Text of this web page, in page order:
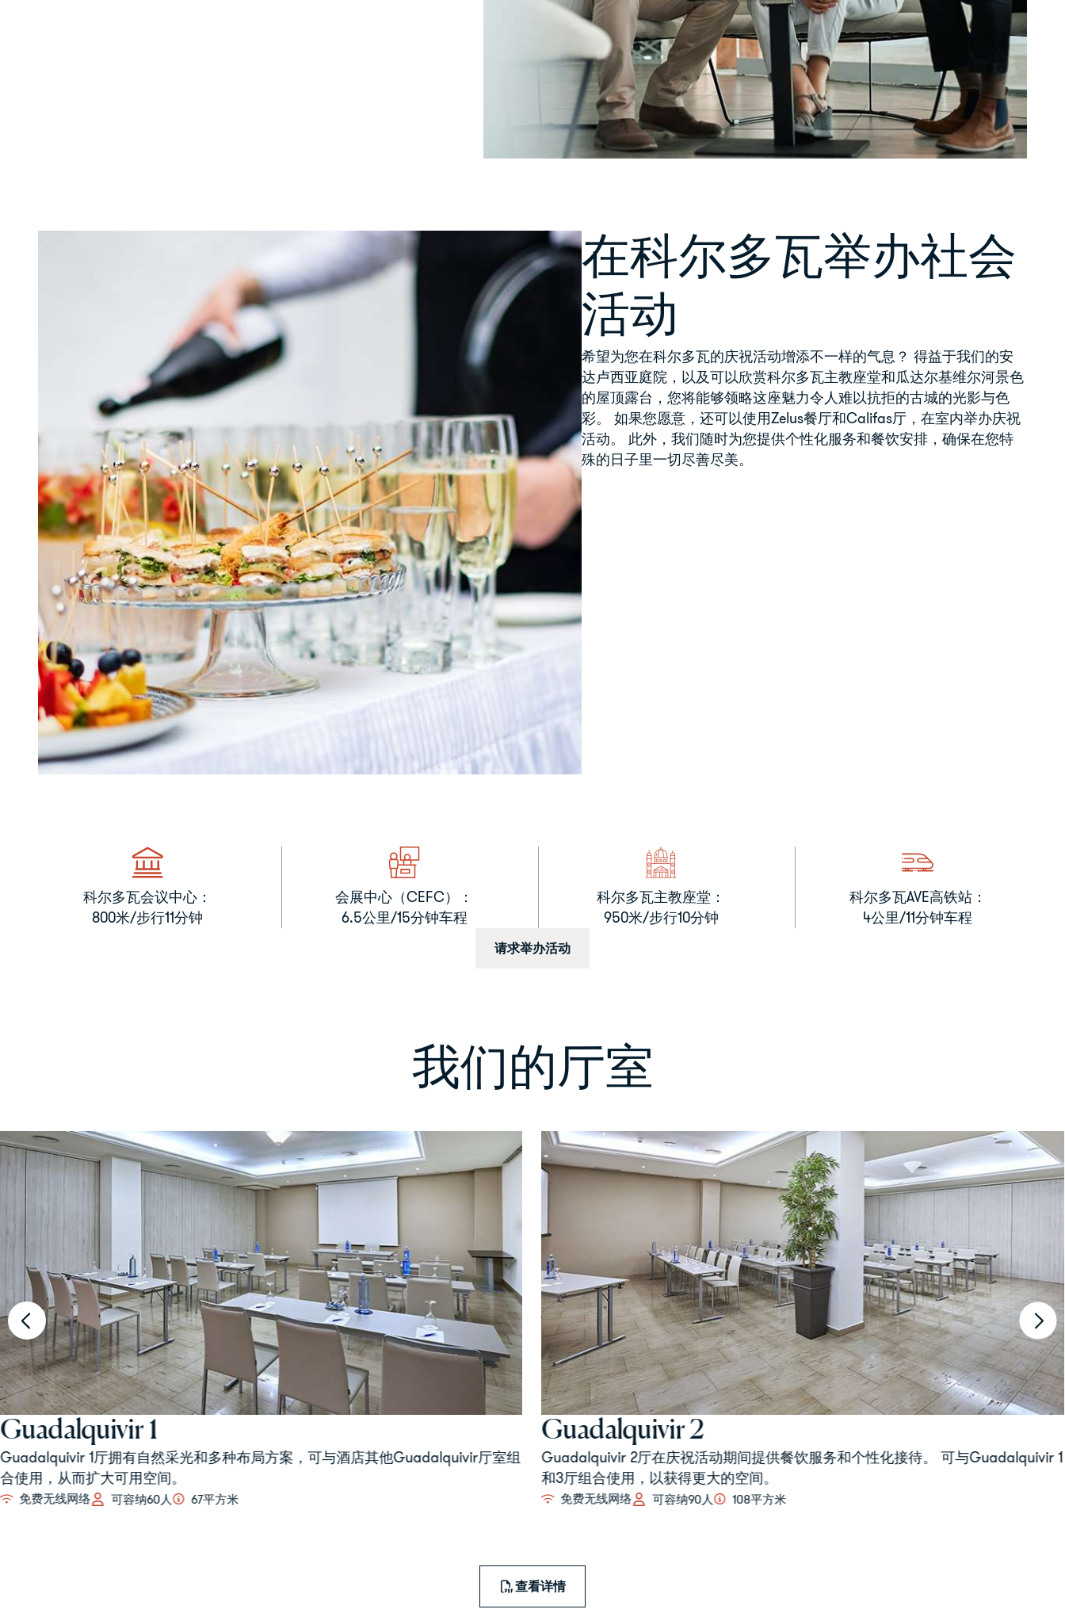
在科尔多瓦举办社会
活动
希望为您在科尔多瓦的庆祝活动增添不一样的气息？ 得益于我们的安
达卢西亚庭院，以及可以欣赏科尔多瓦主教座堂和瓜达尔基维尔河景色
的屋顶露台，您将能够领略这座魅力令人难以抗拒的古城的光影与色
彩。 如果您愿意，还可以使用Zelus餐厅和Califas厅，在室内举办庆祝
活动。 此外，我们随时为您提供个性化服务和餐饮安排，确保在您特
殊的日子里一切尽善尽美。
科尔多瓦会议中心：
800米/步行11分钟
会展中心（CEFC）：
6.5公里/15分钟车程
科尔多瓦主教座堂：
950米/步行10分钟
科尔多瓦AVE高铁站：
4公里/11分钟车程
请求举办活动
我们的厅室
Guadalquivir 2
Guadalquivir 2厅在庆祝活动期间提供餐饮服务和个性化接待。 可与Guadalquivir 1
和3厅组合使用，以获得更大的空间。
免费无线网络 可容纳90人 108平方米
Guadalquivir 3
Guadalquivir 3厅专为小型活动设计，但可以与Guadalquivir 1厅和Guadalquivir 2
厅相结合，以增加可用空间。
免费无线网络 可容纳50人 58平方米
查看详情